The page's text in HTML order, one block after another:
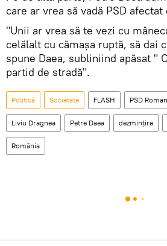
care ar vrea să vadă PSD
"Unii ar vrea să te vezi cu
celălalt cu cămaşa ruptă, să dai
spune Daea, subliniind apăsat "
partid de stradă".
Politică Societate FLASH PSD
Liviu Dragnea Petre Daea dezmințire
România